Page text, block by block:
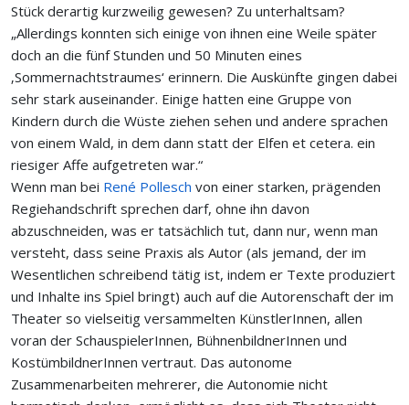
Stück derartig kurzweilig gewesen? Zu unterhaltsam?
„Allerdings konnten sich einige von ihnen eine Weile später
doch an die fünf Stunden und 50 Minuten eines
‚Sommernachtstraumes‘ erinnern. Die Auskünfte gingen dabei
sehr stark auseinander. Einige hatten eine Gruppe von
Kindern durch die Wüste ziehen sehen und andere sprachen
von einem Wald, in dem dann statt der Elfen et cetera. ein
riesiger Affe aufgetreten war.“
Wenn man bei René Pollesch von einer starken, prägenden
Regiehandschrift sprechen darf, ohne ihn davon
abzuschneiden, was er tatsächlich tut, dann nur, wenn man
versteht, dass seine Praxis als Autor (als jemand, der im
Wesentlichen schreibend tätig ist, indem er Texte produziert
und Inhalte ins Spiel bringt) auch auf die Autorenschaft der im
Theater so vielseitig versammelten KünstlerInnen, allen
voran der SchauspielerInnen, BühnenbildnerInnen und
KostümbildnerInnen vertraut. Das autonome
Zusammenarbeiten mehrerer, die Autonomie nicht